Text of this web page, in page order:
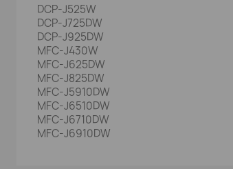
DCP-J525W
DCP-J725DW
DCP-J925DW
MFC-J430W
MFC-J625DW
MFC-J825DW
MFC-J5910DW
MFC-J6510DW
MFC-J6710DW
MFC-J6910DW